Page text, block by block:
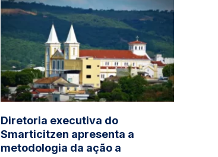
Diretoria executiva do
Smarticitzen apresenta a
metodologia da ação a